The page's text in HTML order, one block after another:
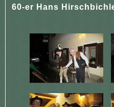
60-er Hans